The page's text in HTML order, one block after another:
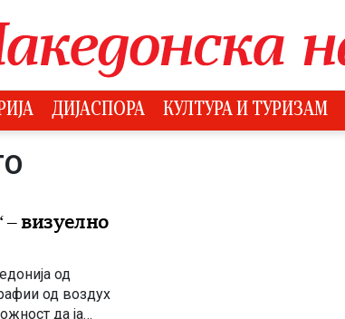
ДИЈАСПОРА КУЛТУРА И ТУРИЗАМ
– визуелно
од
од воздух
да ја